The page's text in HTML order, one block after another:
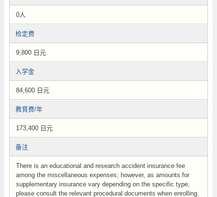
0人
检定费
9,800 日元
入学金
84,600 日元
教育费/年
173,400 日元
备注
There is an educational and research accident insurance fee
among the miscellaneous expenses; however, as amounts for
supplementary insurance vary depending on the specific type,
please consult the relevant procedural documents when enrolling.